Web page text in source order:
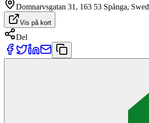
Domnarvsgatan 31, 163 53 Spånga,
Vis på kort
Del